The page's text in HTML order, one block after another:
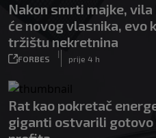
Nakon smrti majke,
će novog vlasnika, evo
tržištu nekretnina
FORBES
|
prije 4 h
Rat kao pokretač
giganti ostvarili